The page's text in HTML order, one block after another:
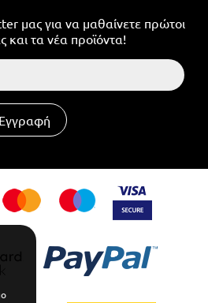
μας για να μαθαίνετε πρώτοι
και τα νέα προϊόντα!
Εγγραφή